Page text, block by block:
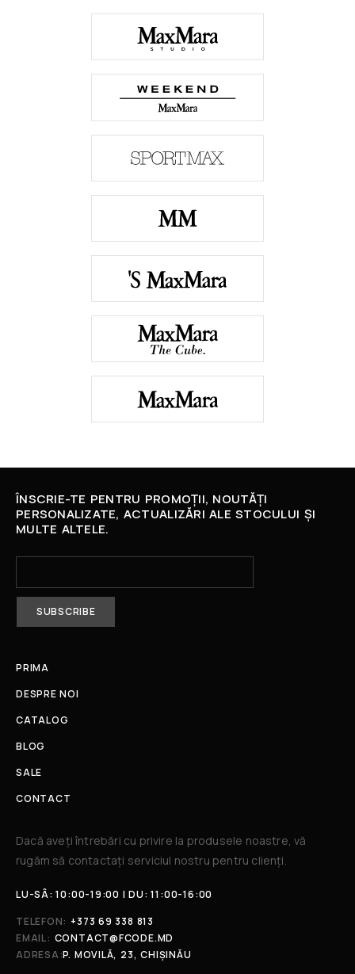
ÎNSCRIE-TE PENTRU PROMOȚII, NOUTĂȚI
PERSONALIZATE, ACTUALIZĂRI ALE STOCULUI ȘI
MULTE ALTELE.
PRIMA
DESPRE NOI
CATALOG
BLOG
SALE
CONTACT
Dacă aveți întrebări cu privire la produsele noastre, vă
rugăm să contactați serviciul nostru pentru clienți.​
LU-SÂ: 10:00-19:00 | DU: 11:00-16:00
TELEFON: +373 69 338 813
EMAIL: CONTACT@FCODE.MD
ADRESA:P. MOVILĂ, 23, CHIȘINĂU